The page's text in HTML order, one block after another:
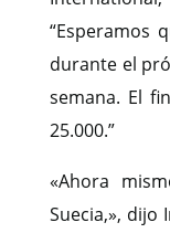
“Esperamos
durante el
semana. El
25.000.”
«Ahora
Suecia,», dijo